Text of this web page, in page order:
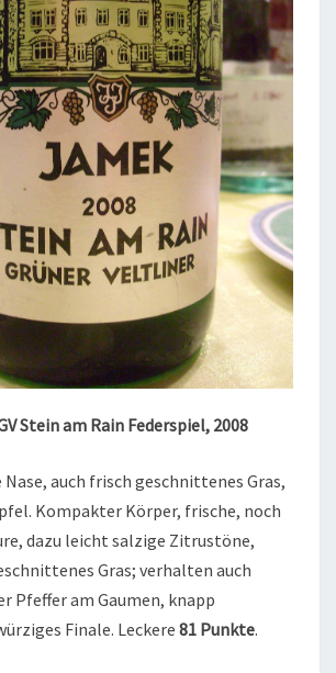
Stein am Rain Federspiel, 2008
auch frisch geschnittenes Gras,
Kompakter Körper, frische, noch
dazu leicht salzige Zitrustöne,
Gras; verhalten auch
Pfeffer am Gaumen, knapp
Finale. Leckere 81 Punkte.